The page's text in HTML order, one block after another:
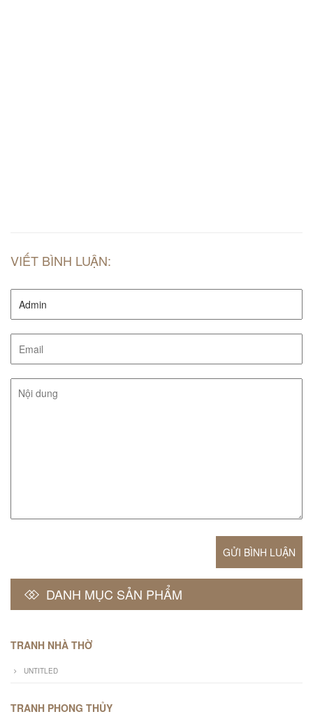
VIẾT BÌNH LUẬN:
GỬI BÌNH LUẬN
DANH MỤC SẢN PHẨM
TRANH NHÀ THỜ
UNTITLED
TRANH PHONG THỦY